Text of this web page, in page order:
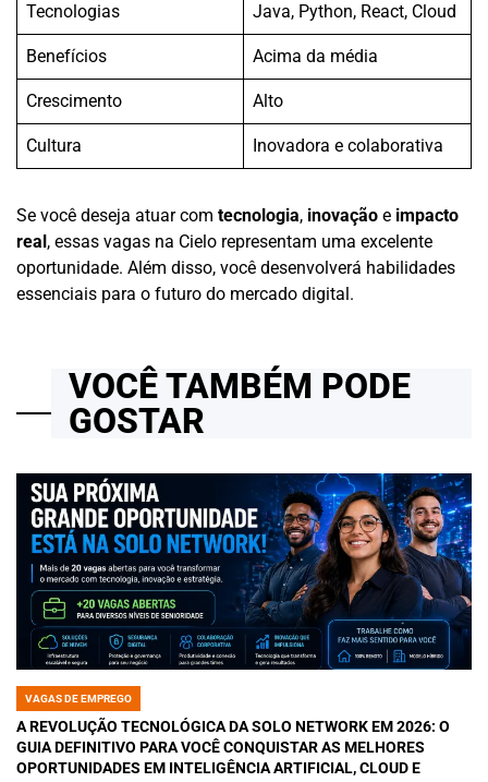
Tecnologias Java, Python, React, Cloud
Benefícios Acima da média
Crescimento Alto
Cultura Inovadora e colaborativa
Se você deseja atuar com tecnologia, inovação e impacto
real , essas vagas na Cielo representam uma excelente
oportunidade. Além disso, você desenvolverá habilidades
essenciais para o futuro do mercado digital.
VOCÊ TAMBÉM PODE
GOSTAR
POSTED
IN
VAGAS DE EMPREGO
A REVOLUÇÃO TECNOLÓGICA DA SOLO NETWORK EM 2026: O
GUIA DEFINITIVO PARA VOCÊ CONQUISTAR AS MELHORES
OPORTUNIDADES EM INTELIGÊNCIA ARTIFICIAL, CLOUD E